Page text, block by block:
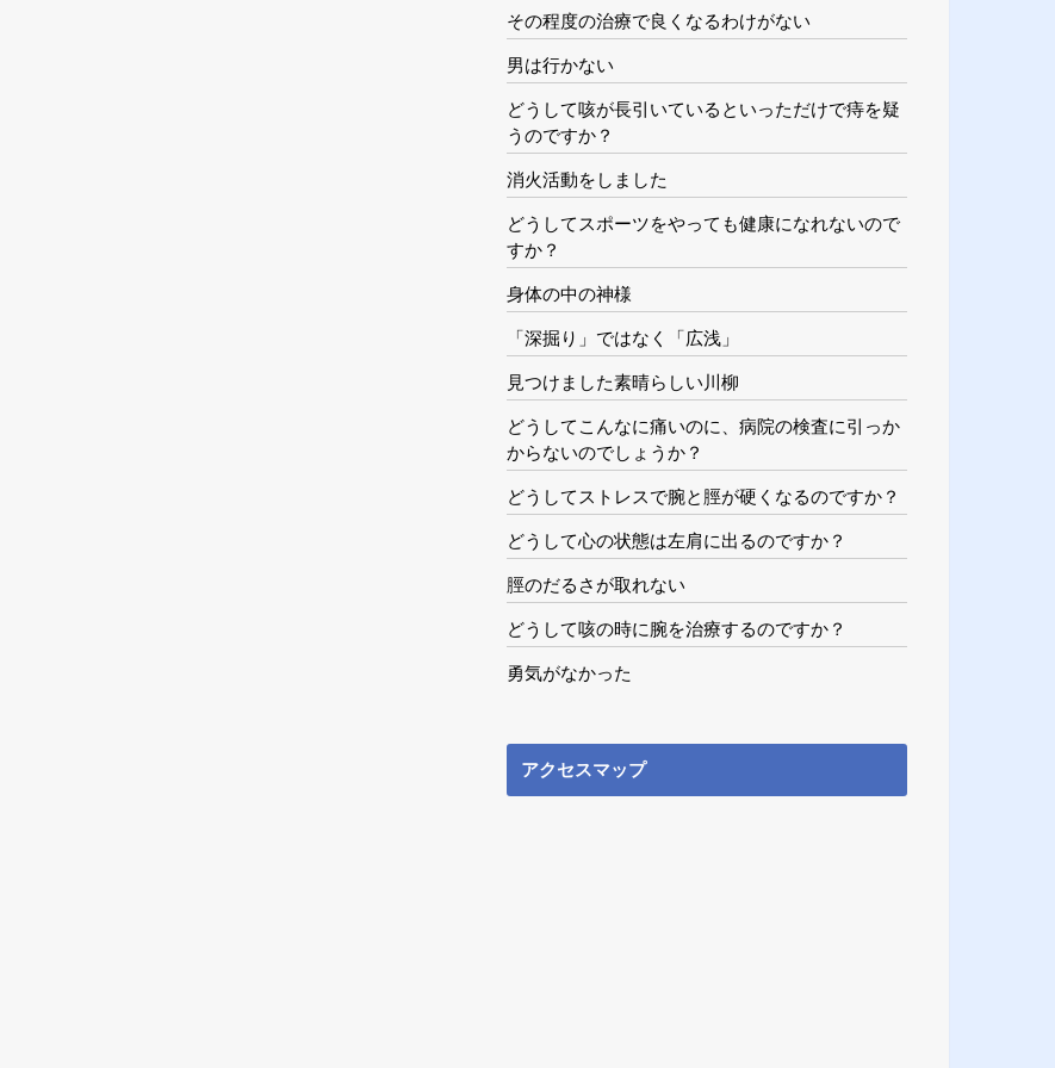
その程度の治療で良くなるわけがない
男は行かない
どうして咳が長引いているといっただけで痔を疑
うのですか？
消火活動をしました
どうしてスポーツをやっても健康になれないので
すか？
身体の中の神様
「深掘り」ではなく「広浅」
見つけました素晴らしい川柳
どうしてこんなに痛いのに、病院の検査に引っか
からないのでしょうか？
どうしてストレスで腕と脛が硬くなるのですか？
どうして心の状態は左肩に出るのですか？
脛のだるさが取れない
どうして咳の時に腕を治療するのですか？
勇気がなかった
アクセスマップ